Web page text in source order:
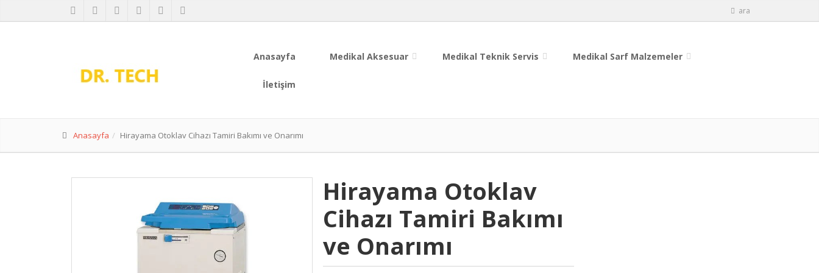
ara
Anasayfa Medikal Aksesuar Medikal Teknik Servis Medikal Sarf Malzemeler
İletişim
Anasayfa Hirayama Otoklav Cihazı Tamiri Bakımı ve Onarımı
Hirayama Otoklav
Cihazı Tamiri Bakımı
ve Onarımı